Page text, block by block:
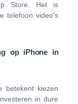
Store. Het is
telefoon video's
op iPhone in
betekent kiezen
in dure